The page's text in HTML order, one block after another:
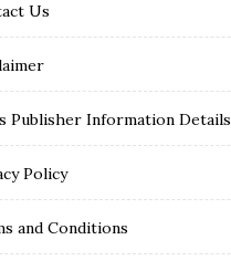
Us
Publisher Information Details
Policy
and Conditions